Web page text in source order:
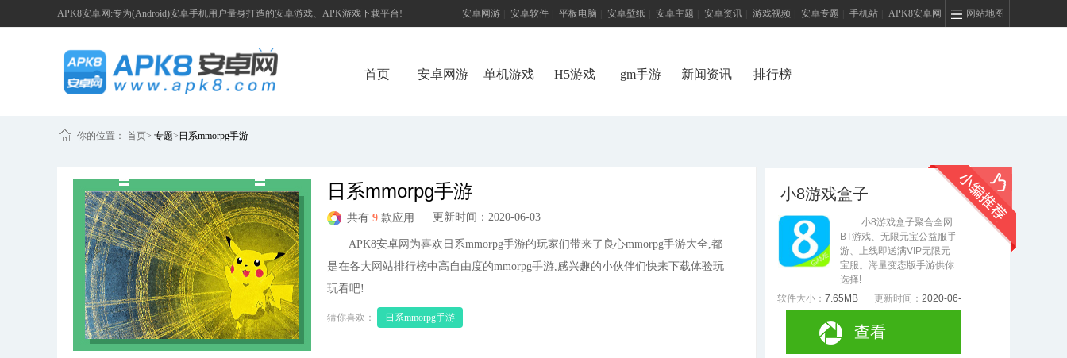
APK8安卓网:专为(Android)安卓手机用户量身打造的安卓游戏、APK游戏下载平台! 网站地图
安卓网游 安卓软件 平板电脑 安卓壁纸 安卓主题 安卓资讯 游戏视频 安卓专题 手机站 APK8安卓网
首页 安卓网游 单机游戏 H5游戏 gm手游 新闻资讯 排行榜
你的位置： 首页> 专题> 日系mmorpg手游
日系mmorpg手游
共有 9 款应用 更新时间：2020-06-03
APK8安卓网为喜欢日系mmorpg手游的玩家们带来了良心mmorpg手游大全,都
是在各大网站排行榜中高自由度的mmorpg手游,感兴趣的小伙伴们快来下载体验玩
玩看吧!
猜你喜欢： 日系mmorpg手游
小8游戏盒子
小8游戏盒子聚合全网
BT游戏、无限元宝公益服手
游、上线即送满VIP无限元
宝服。海量变态版手游供你
选择!
软件大小： 7.65MB 更新时间： 2020-06-
03
查看